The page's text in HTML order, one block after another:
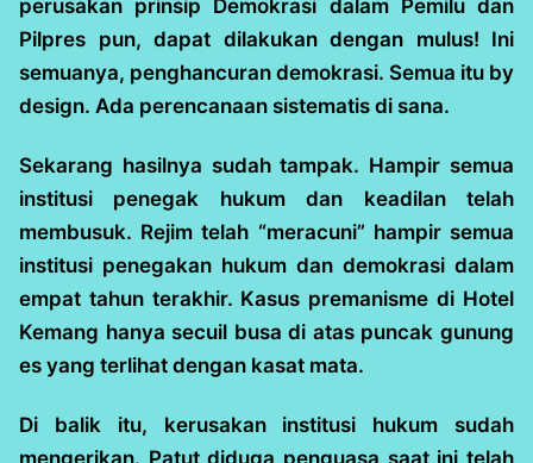
perusakan prinsip Demokrasi dalam Pemilu dan
Pilpres pun, dapat dilakukan dengan mulus! Ini
semuanya, penghancuran demokrasi. Semua itu by
design. Ada perencanaan sistematis di sana.
Sekarang hasilnya sudah tampak. Hampir semua
institusi penegak hukum dan keadilan telah
membusuk. Rejim telah “meracuni” hampir semua
institusi penegakan hukum dan demokrasi dalam
empat tahun terakhir. Kasus premanisme di Hotel
Kemang hanya secuil busa di atas puncak gunung
es yang terlihat dengan kasat mata.
Di balik itu, kerusakan institusi hukum sudah
mengerikan. Patut diduga penguasa saat ini telah